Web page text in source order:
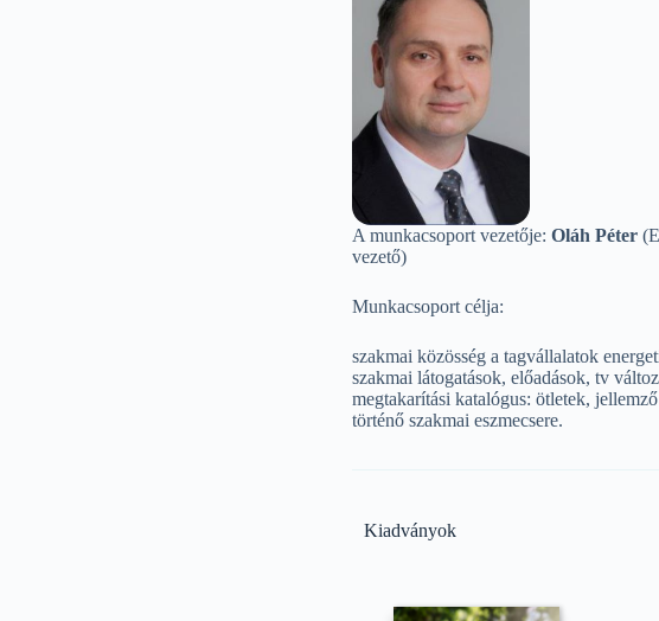
A munkacsoport vezetője: Oláh Péter
vezető)
Munkacsoport célja:
szakmai közösség a tagvállalatok
szakmai látogatások, előadások, tv
megtakarítási katalógus: ötletek,
történő szakmai eszmecsere.
Kiadványok